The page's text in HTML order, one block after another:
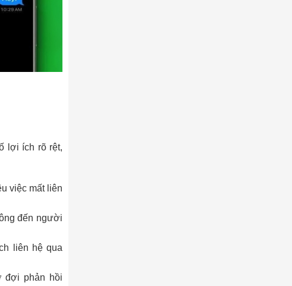
lợi ích rõ rệt,
việc mất liên
đến người
liên hệ qua
đợi phản hồi